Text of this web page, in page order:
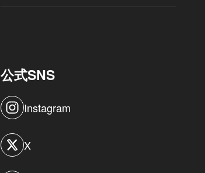
公式SNS
Instagram
X